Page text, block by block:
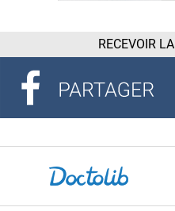
RECEVOIR